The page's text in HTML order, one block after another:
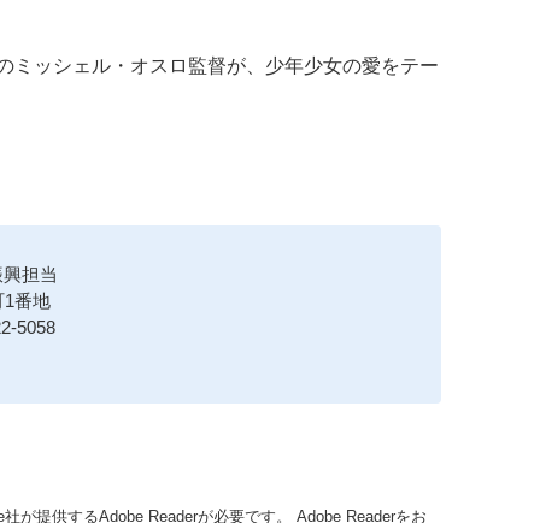
ミッシェル・オスロ監督が、少年少女の愛をテー
担当
1番地
5058
が提供するAdobe Readerが必要です。
Adobe Readerをお